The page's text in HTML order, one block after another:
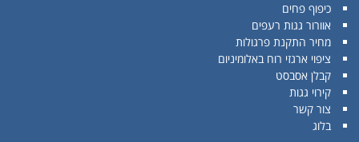
כיפוף פחים
אוורור גגות רעפים
מחיר התקנת פרגולות
ציפוי ארגזי רוח באלומיניום
קבלן אסבסט
קירוי גגות
צור קשר
בלוג